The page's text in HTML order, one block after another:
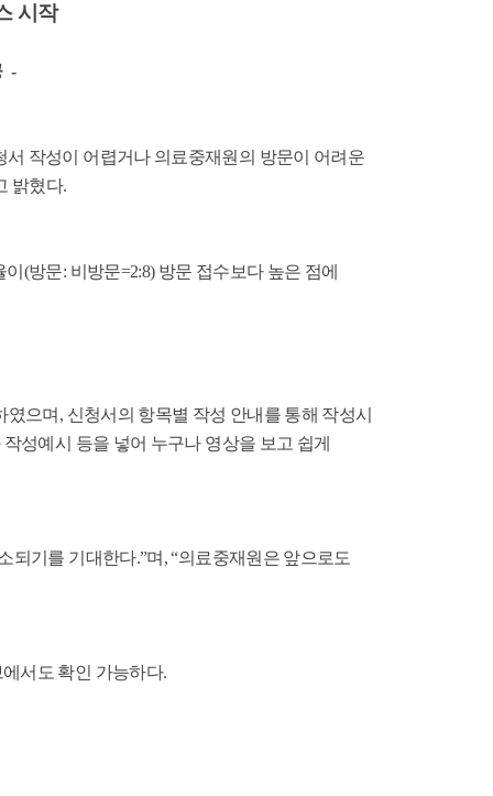
시작
-
작성이 어렵거나 의료중재원의 방문이 어려운
밝혔다.
(방문: 비방문=2:8) 방문 접수보다 높은 점에
으며, 신청서의 항목별 작성 안내를 통해 작성시
성예시 등을 넣어 누구나 영상을 보고 쉽게
기를 기대한다.”며, “의료중재원은 앞으로도
서도 확인 가능하다.